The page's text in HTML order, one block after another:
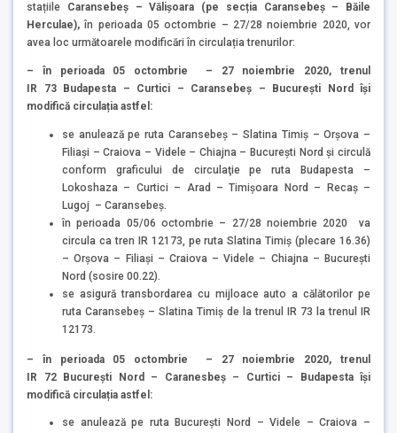
stațiile Caransebeș – Vălișoara (pe secția Caransebeș – Băile
Herculae), în perioada 05 octombrie – 27/28 noiembrie 2020, vor
avea loc următoarele modificări în circulația trenurilor:
–
în perioada 05 octombrie – 27 noiembrie 2020, trenul
IR 73 Budapesta – Curtici – Caransebeș – Bucureşti Nord își
modifică circulația astfel:
se anulează pe ruta Caransebeş – Slatina Timiș – Orşova –
Filiaşi – Craiova – Videle – Chiajna – Bucureşti Nord şi circulă
conform graficului de circulaţie pe ruta Budapesta –
Lokoshaza – Curtici – Arad – Timişoara Nord – Recaş –
Lugoj – Caransebeş.
în perioada 05/06 octombrie – 27/28 noiembrie 2020 va
circula ca tren IR 12173, pe ruta Slatina Timiş (plecare 16.36)
– Orşova – Filiaşi – Craiova – Videle – Chiajna – Bucureşti
Nord (sosire 00.22).
se asigură transbordarea cu mijloace auto a călătorilor pe
ruta Caransebeş – Slatina Timiş de la trenul IR 73 la trenul IR
12173.
–
în perioada 05 octombrie – 27 noiembrie 2020, trenul
IR 72
Bucureşti Nord – Caranesbeș – Curtici – Budapesta își
modifică circulația astfel:
se anulează pe ruta Bucureşti Nord – Videle – Craiova –